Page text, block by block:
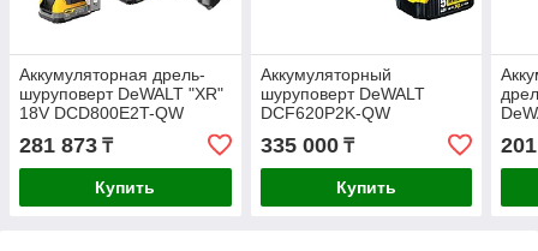
Аккумуляторная дрель-
шуруповерт DeWALT "XR"
18V DCD800E2T-QW
281 873 ₸
Купить
Аккумуляторный
шуруповерт DeWALT
DCF620P2K-QW
335 000₸
Купить